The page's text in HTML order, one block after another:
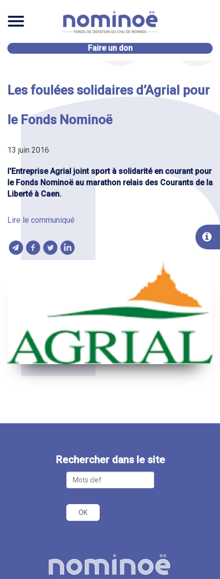
Faire un don
Les foulées solidaires d’Agrial pour
le Fonds Nominoë
13 juin 2016
l'Entreprise Agrial joint sport à solidarité en courant pour
le Fonds Nominoë au marathon relais des Courants de la
Liberté à Caen.
Lire le communiqué
Rechercher dans le site